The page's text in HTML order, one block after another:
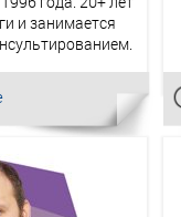
и занимается